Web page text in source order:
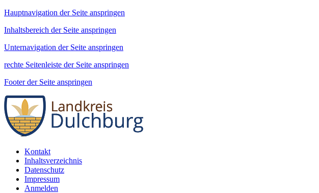
Hauptnavigation der Seite anspringen
Inhaltsbereich der Seite anspringen
Unternavigation der Seite anspringen
rechte Seitenleiste der Seite anspringen
Footer der Seite anspringen
Kontakt
Inhaltsverzeichnis
Datenschutz
Impressum
Anmelden